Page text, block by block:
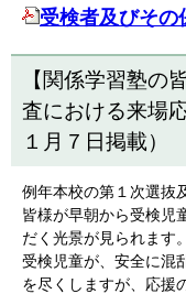
受検者及びその
【関係学習塾の
査における来場
１月７日掲載）
例年本校の第１次選抜
皆様が早朝から受検児
だく光景が見られます。
受検児童が、安全に混
を尽くしますが、応援